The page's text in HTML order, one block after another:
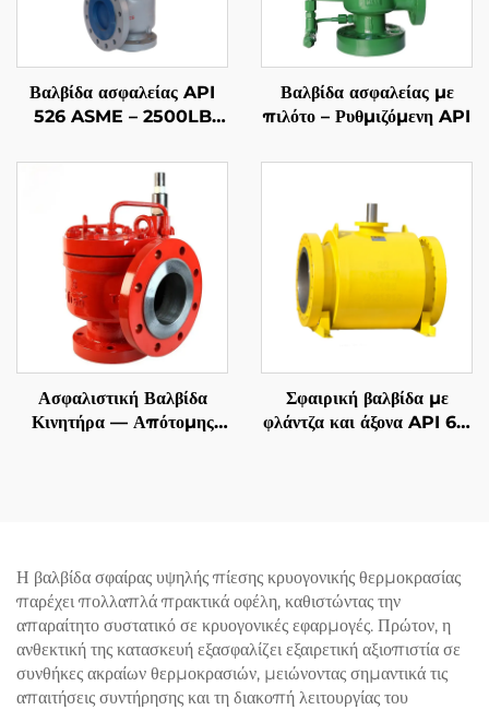
Βαλβίδα ασφαλείας API
526 ASME – 2500LB
WCB/316 – Προστασία
υψηλής πίεσης ατμού &
αερίου – Προσαρμοστική
για εργοστάσια παραγωγής
ενέργειας/επεξεργασίας
Βαλβίδα ασφαλείας με
πιλότο – Ρυθμιζόμενη API
Ασφαλιστική Βαλβίδα
Κινητήρα — Απότομης
Σφαιρική βαλβίδα με
φλάντζα και άξονα API 6D
Η βαλβίδα σφαίρας υψηλής πίεσης κρυογονικής θερμοκρασίας
παρέχει πολλαπλά πρακτικά οφέλη, καθιστώντας την
απαραίτητο συστατικό σε κρυογονικές εφαρμογές. Πρώτον, η
ανθεκτική της κατασκευή εξασφαλίζει εξαιρετική αξιοπιστία σε
συνθήκες ακραίων θερμοκρασιών, μειώνοντας σημαντικά τις
απαιτήσεις συντήρησης και τη διακοπή λειτουργίας του